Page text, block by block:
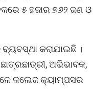
୫ ହଜାର ୭୬୨ ଜଣ ଓ
କରାଯାଇଛି ।
ଅଭିଭାବକ,
କଲେଜ କ୍ୟାମ୍ପସର